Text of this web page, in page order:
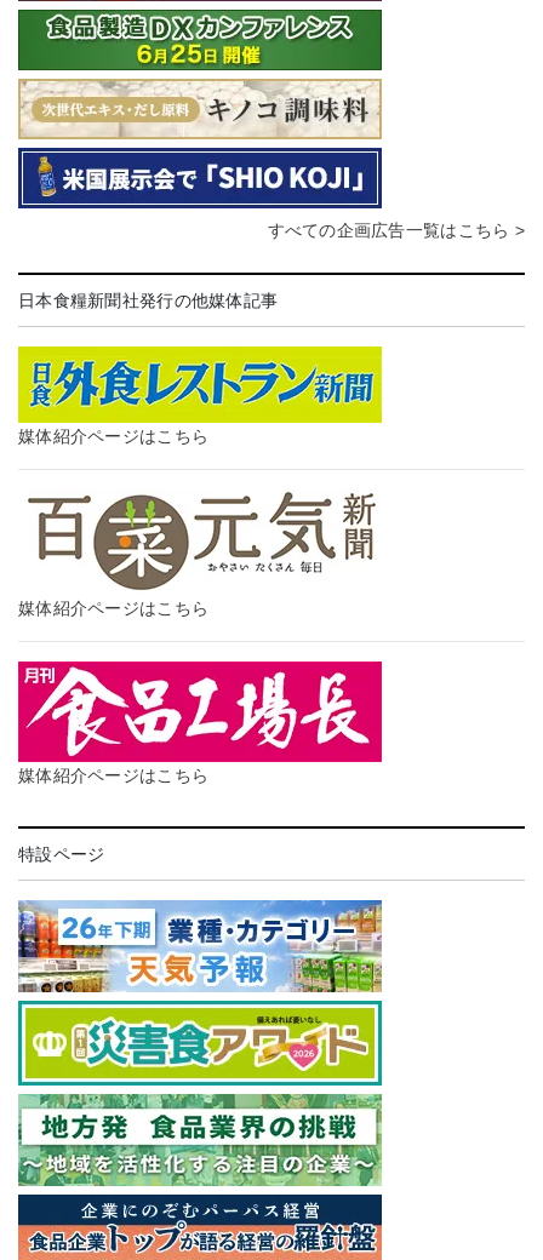
すべての企画広告一覧はこちら >
日本食糧新聞社発行の他媒体記事
媒体紹介ページはこちら
媒体紹介ページはこちら
媒体紹介ページはこちら
特設ページ